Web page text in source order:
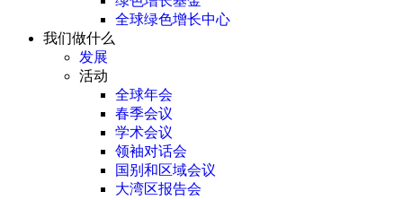
全球绿色增长中心
我们做什么
发展
活动
全球年会
春季会议
学术会议
领袖对话会
国别和区域会议
大湾区报告会